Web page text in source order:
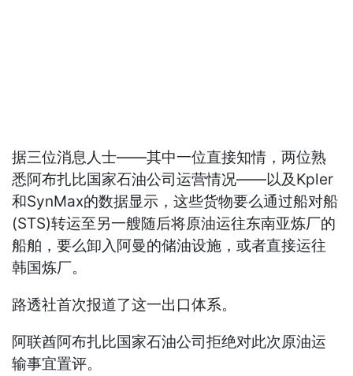
据三位消息人士——其中一位直接知情，两位熟
悉阿布扎比国家石油公司运营情况——以及Kpler
和SynMax的数据显示，这些货物要么通过船对船
(STS)转运至另一艘随后将原油运往东南亚炼厂的
船舶，要么卸入阿曼的储油设施，或者直接运往
韩国炼厂。
路透社首次报道了这一出口体系。
阿联酋阿布扎比国家石油公司拒绝对此次原油运
输事宜置评。